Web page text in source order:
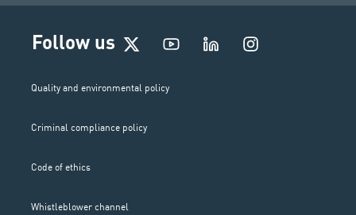
Follow us
I
n
Quality and environmental policy
Criminal compliance policy
Code of ethics
Whistleblower channel